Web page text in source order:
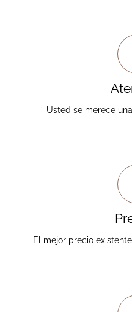
Usted se merece
Sin
del Dr.
El mejor precio
Precios
Precios sin asteriscos
totales de todo el